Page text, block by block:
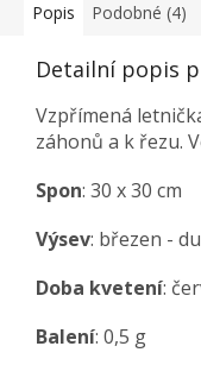
Popis Podobné (4)
Detailní popis
Vzpřímená
záhonů a k řezu.
Spon: 30 x 30 cm
Výsev: březen -
Doba kvetení:
Balení: 0,5 g